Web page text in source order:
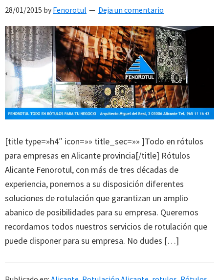
28/01/2015 by Fenorotul Deja un comentario
[title type=»h4″ icon=»» title_sec=»» ]Todo en rótulos
para empresas en Alicante provincia[/title] Rótulos
Alicante Fenorotul, con más de tres décadas de
experiencia, ponemos a su disposición diferentes
soluciones de rotulación que garantizan un amplio
abanico de posibilidades para su empresa. Queremos
recordamos todos nuestros servicios de rotulación que
puede disponer para su empresa. No dudes […]